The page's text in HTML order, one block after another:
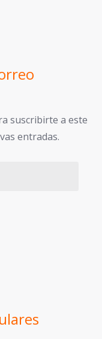
suscribirte a este
entradas.